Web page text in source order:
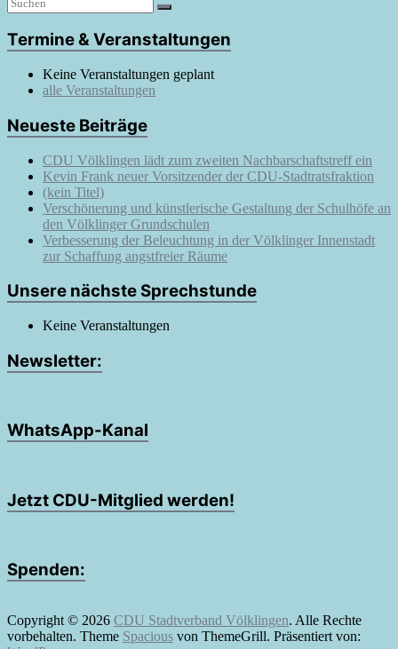
Termine & Veranstaltungen
Keine Veranstaltungen geplant
alle Veranstaltungen
Neueste Beiträge
CDU Völklingen lädt zum zweiten Nachbarschaftstreff ein
Kevin Frank neuer Vorsitzender der CDU-Stadtratsfraktion
(kein Titel)
Verschönerung und künstlerische Gestaltung der Schulhöfe an
den Völklinger Grundschulen
Verbesserung der Beleuchtung in der Völklinger Innenstadt
zur Schaffung angstfreier Räume
Unsere nächste Sprechstunde
Keine Veranstaltungen
Newsletter:
WhatsApp-Kanal
Jetzt CDU-Mitglied werden!
Spenden:
Copyright © 2026 CDU Stadtverband Völklingen. Alle Rechte
vorbehalten. Theme Spacious von ThemeGrill. Präsentiert von: